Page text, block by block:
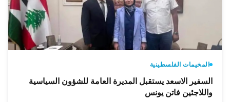
المخيمات الفلسطينية
السفير الاسعد يستقبل المديرة العامة للشؤون السياسية
واللاجئين فاتن يونس